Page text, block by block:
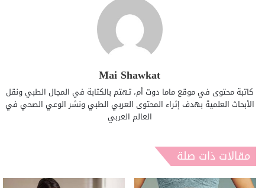
Mai Shawkat
كاتبة محتوى في موقع ماما دوت أم، تهتم بالكتابة في المجال الطبي ونقل
الأبحاث العلمية بهدف إثراء المحتوى العربي الطبي ونشر الوعي الصحي في
العالم العربي
مقالات ذات صلة